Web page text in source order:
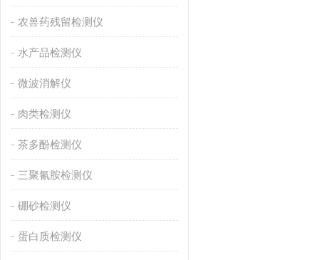
农兽药残留检测仪
水产品检测仪
微波消解仪
肉类检测仪
茶多酚检测仪
三聚氰胺检测仪
硼砂检测仪
蛋白质检测仪